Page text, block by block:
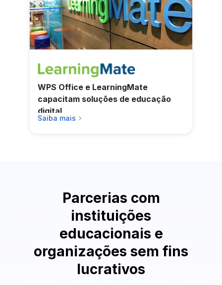
WPS Office e LearningMate
capacitam soluções de educação
digital
Saiba mais
Parcerias com
instituições
educacionais e
organizações sem fins
lucrativos